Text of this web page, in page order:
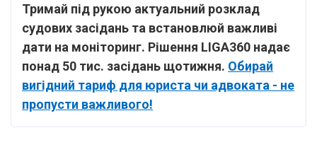
Тримай під рукою актуальний розклад
судових засідань та встановлюй важливі
дати на моніторинг. Рішення LIGA360 надає
понад 50 тис. засідань щотижня. Обирай
вигідний тариф для юриста чи адвоката - не
пропусти важливого!